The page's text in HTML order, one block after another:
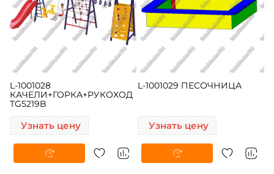
L-1001028
КАЧЕЛИ+ГОРКА+РУКОХОД
TG5219B
Узнать цену
L-1001029 ПЕСОЧНИЦА
Узнать цену